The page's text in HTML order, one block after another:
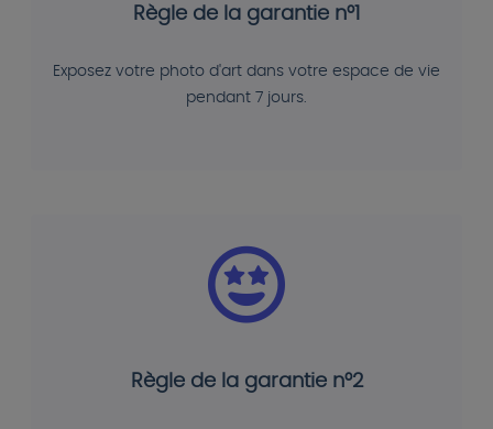
Règle de la garantie n°1
Exposez votre photo d'art dans votre espace de vie
pendant 7 jours.
Règle de la garantie n°2